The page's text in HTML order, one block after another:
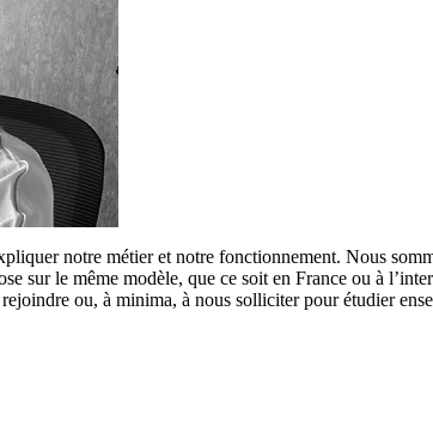
notre métier et notre fonctionnement. Nous
sur le même modèle, que ce soit en France ou à
ou, à minima, à nous solliciter pour étudier